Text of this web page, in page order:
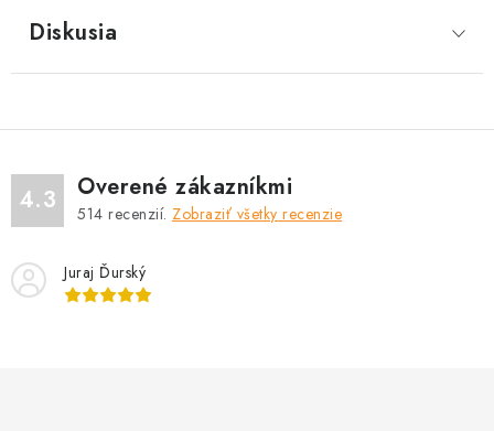
Diskusia
4.3 Overené zákazníkmi
514 recenzií. Zobraziť všetky recenzie
Juraj Ďurský